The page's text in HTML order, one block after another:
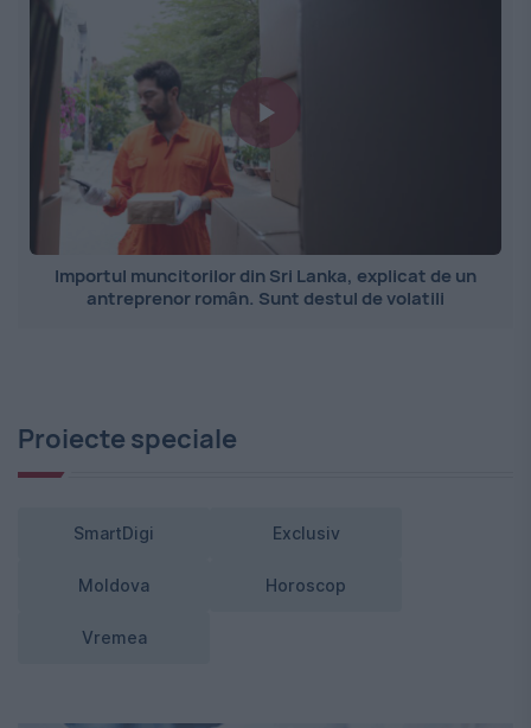
Importul muncitorilor din Sri Lanka, explicat de un
antreprenor român. Sunt destul de volatili
Proiecte speciale
SmartDigi Exclusiv
Moldova Horoscop
Vremea